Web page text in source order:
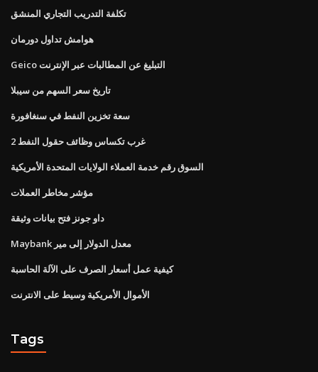
تكلفة التدريب التجاري المنشق
هوامش تداول دورمان
Geico التبليغ عن المطالبات عبر الإنترنت
تاريخ سعر السهم من سيبلا
سعة تخزين النفط في سنغافورة
غرب تكساس وظائف حقول النفط 2
السوق رقم خدمة العملاء الولايات المتحدة الأمريكية
مؤشر مخاطر العملات
داو جونز فتح بيانات وثيقة
Maybank معدل الدولار إلى مير
كيفية عمل أسعار الصرف على الآلة الحاسبة
الأموال الأمريكية وسيط على الانترنت
Tags